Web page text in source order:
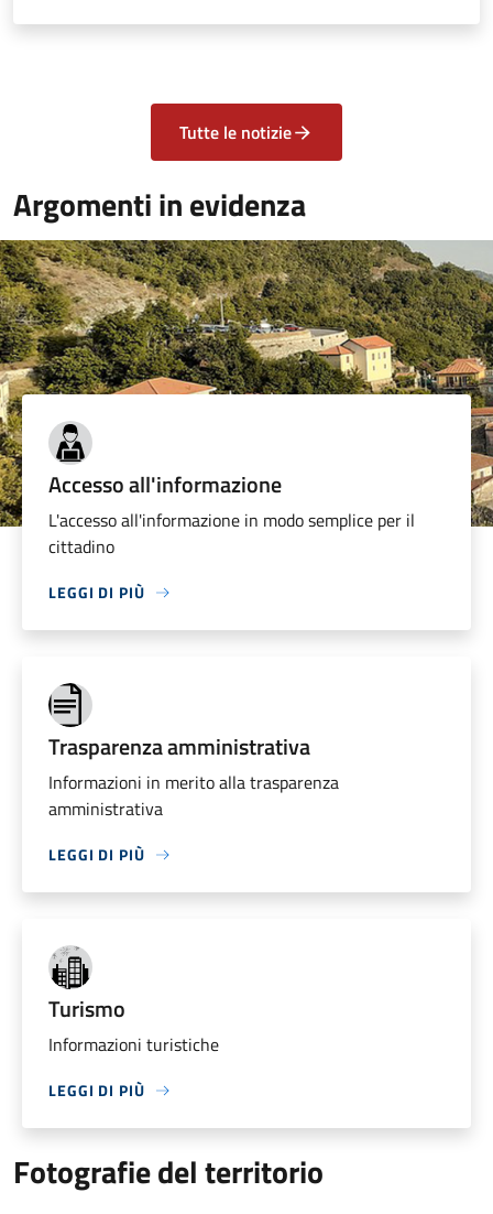
Tutte le notizie
Argomenti in evidenza
Accesso all'informazione
L'accesso all'informazione in modo semplice per il
cittadino
LEGGI DI PIÙ
Trasparenza amministrativa
Informazioni in merito alla trasparenza
amministrativa
LEGGI DI PIÙ
Turismo
Informazioni turistiche
LEGGI DI PIÙ
Fotografie del territorio